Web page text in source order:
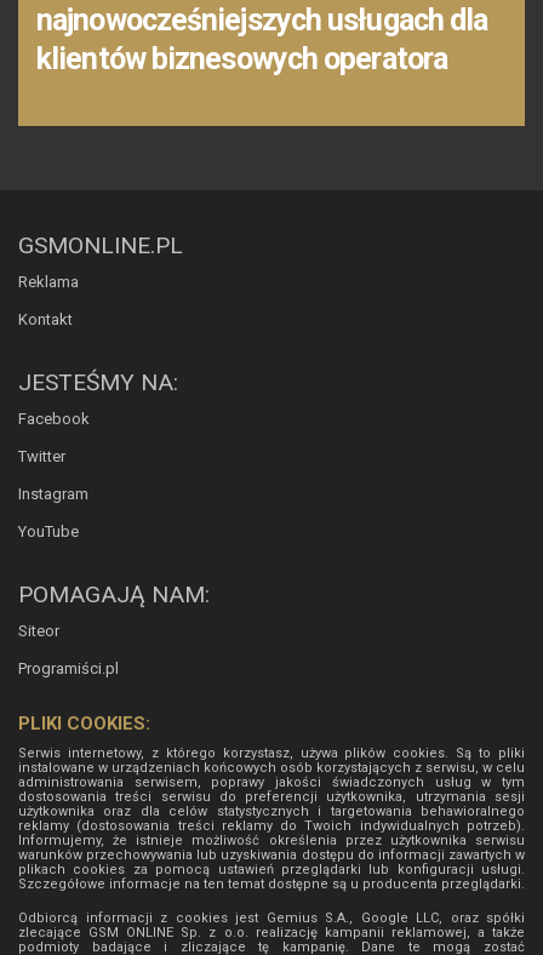
najnowocześniejszych usługach dla
klientów biznesowych operatora
GSMONLINE.PL
Reklama
Kontakt
JESTEŚMY NA:
Facebook
Twitter
Instagram
YouTube
POMAGAJĄ NAM:
Siteor
Programiści.pl
PLIKI COOKIES:
Serwis internetowy, z którego korzystasz, używa plików cookies. Są to pliki
instalowane w urządzeniach końcowych osób korzystających z serwisu, w celu
administrowania serwisem, poprawy jakości świadczonych usług w tym
dostosowania treści serwisu do preferencji użytkownika, utrzymania sesji
użytkownika oraz dla celów statystycznych i targetowania behawioralnego
reklamy (dostosowania treści reklamy do Twoich indywidualnych potrzeb).
Informujemy, że istnieje możliwość określenia przez użytkownika serwisu
warunków przechowywania lub uzyskiwania dostępu do informacji zawartych w
plikach cookies za pomocą ustawień przeglądarki lub konfiguracji usługi.
Szczegółowe informacje na ten temat dostępne są u producenta przeglądarki.
Odbiorcą informacji z cookies jest Gemius S.A., Google LLC, oraz spółki
zlecające GSM ONLINE Sp. z o.o. realizację kampanii reklamowej, a także
podmioty badające i zliczające tę kampanię. Dane te mogą zostać